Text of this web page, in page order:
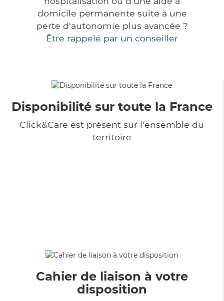
domicile permanente suite à une
perte d'autonomie plus avancée ?
Être rappelé par un conseiller
Disponibilité sur toute la France
Click&Care est présent sur l'ensemble du
territoire
Cahier de liaison à votre
disposition